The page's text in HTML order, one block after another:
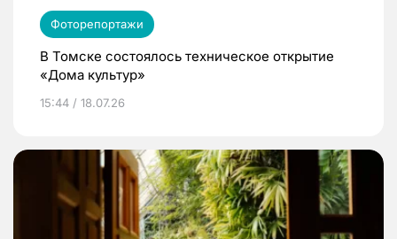
Фоторепортажи
В Томске состоялось техническое открытие
«Дома культур»
15:44 / 18.07.26